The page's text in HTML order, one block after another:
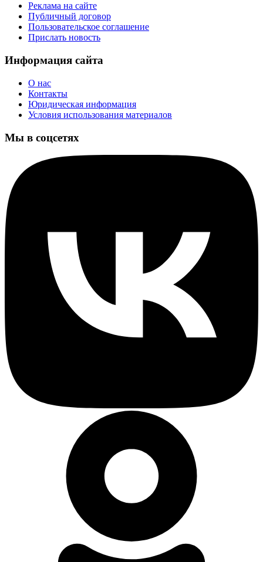
Реклама на сайте
Публичный договор
Пользовательское соглашение
Прислать новость
Информация сайта
О нас
Контакты
Юридическая информация
Условия использования материалов
Мы в соцсетях